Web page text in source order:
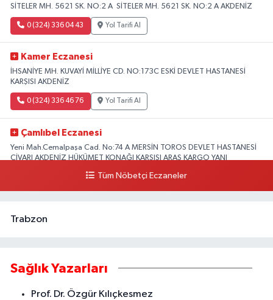
SİTELER MH. 5621 SK. NO:2 A SİTELER MH. 5621 SK. NO:2 A AKDENİZ
0 (324) 336 04 43 Yol Tarifi Al
Kamer Eczanesi
İHSANİYE MH. KUVAYİ MİLLİYE CD. NO:173C ESKİ DEVLET HASTANESİ
KARŞISI AKDENİZ
0 (324) 336 46 76 Yol Tarifi Al
Çamlıbel Eczanesi
Yeni Mah.Cemalpaşa Cad. No:74 A MERSİN TOROS DEVLET HASTANESİ
CİVARI AKDENİZ HÜKÜMET KONAĞI KARŞISI ARAS KARGO YANI
Yol Tarifi Al
Tüm Nöbetçi Eczaneler
Trabzon
Sağlık Yazarları
Prof. Dr. Özgür Kılıçkesmez